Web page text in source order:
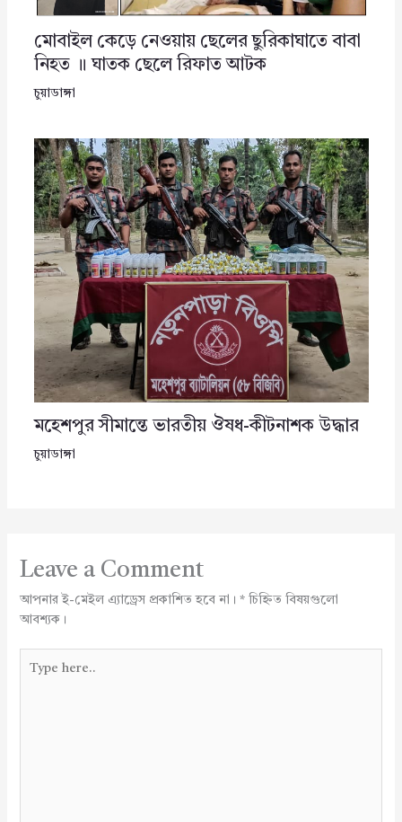
মোবাইল কেড়ে নেওয়ায় ছেলের ছুরিকাঘাতে বাবা
নিহত ॥ ঘাতক ছেলে রিফাত আটক
চুয়াডাঙ্গা
মহেশপুর সীমান্তে ভারতীয় ঔষধ-কীটনাশক উদ্ধার
চুয়াডাঙ্গা
Leave a Comment
আপনার ই-মেইল এ্যাড্রেস প্রকাশিত হবে না। *চিহ্নিত বিষয়গুলো
আবশ্যক।
here..